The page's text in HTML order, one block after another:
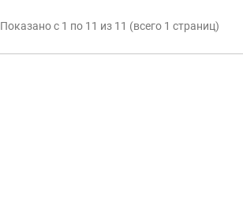
Показано с 1 по 11 из 11 (всего 1 страниц)